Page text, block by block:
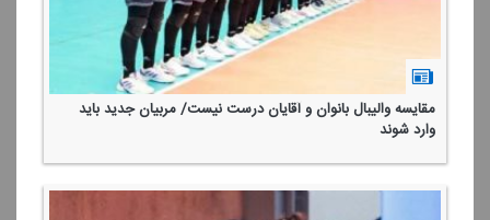
مقایسه والیبال بانوان و آقایان درست نیست/ مربیان جدید باید
وارد شوند